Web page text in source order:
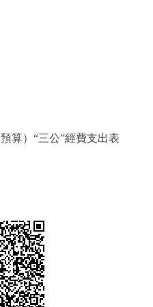
算）“三公”經費支出表